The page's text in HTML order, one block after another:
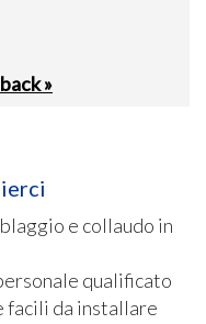
»
e collaudo in
qualificato
facili da installare